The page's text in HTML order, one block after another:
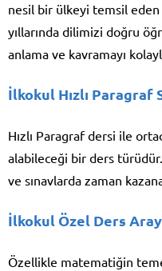
nesil bir ülkeyi temsil
yıllarında dilimizi doğru
anlama ve kavramayı
İlkokul Hızlı Paragraf
Hızlı Paragraf dersi ile
alabileceği bir ders
ve sınavlarda zaman
İlkokul Özel Ders
Özellikle matematiğin